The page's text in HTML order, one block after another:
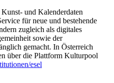
PHOTOGRAPHISCHEN
Kreis, Julia Wesely,
und Kalenderdaten
für neue und bestehende
zugleich als digitales
sowie der
gemacht. In Österreich
über die Plattform Kulturpool
esel